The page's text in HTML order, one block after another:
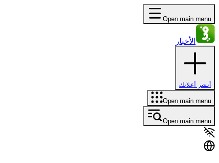
Open main menu
الأخبار
أنشر أعلانك
Open main menu
Open main menu